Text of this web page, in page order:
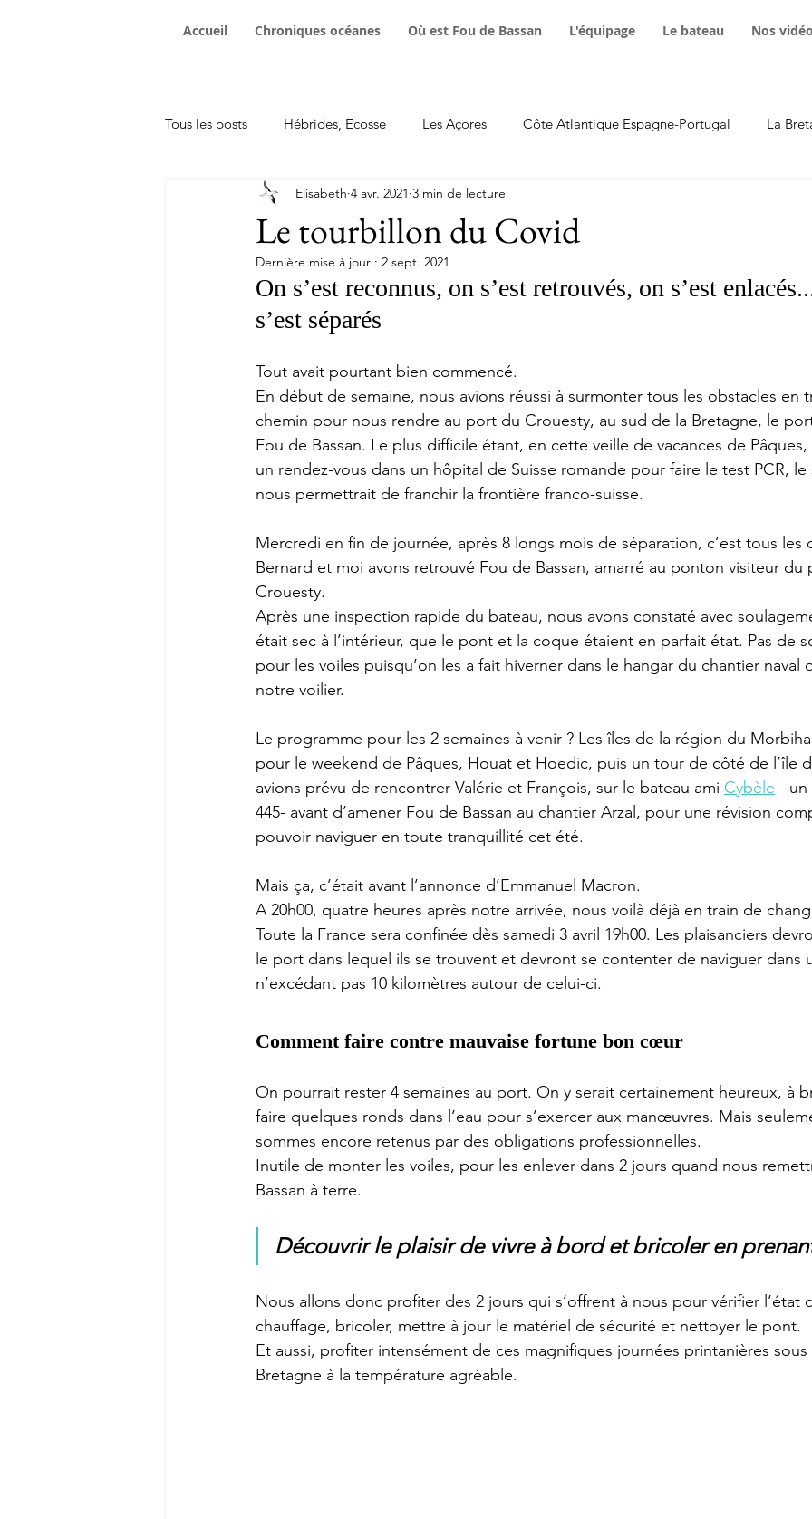
Accueil Chroniques océanes Où est Fou de Bassan L'équipage Le bateau Nos
Tous les posts Hébrides, Ecosse Les Açores Côte Atlantique Espagne-Portugal La
Traversées Achat bateau Avaries Equipement technique
rencontres sur les pontons Instants poétiques
Le tourbillon du Covid
Elisabeth 4 avr. 2021 3 min de lecture
Dernière mise à jour : 2 sept. 2021
On s’est reconnus, on s’est retrouvés, on s’est
s’est séparés
Tout avait pourtant bien commencé.
En début de semaine, nous avions réussi à surmonter tous les obstacles en
chemin pour nous rendre au port du Crouesty, au sud de la Bretagne, le
Fou de Bassan. Le plus difficile étant, en cette veille de vacances de
un rendez-vous dans un hôpital de Suisse romande pour faire le test PCR, le
nous permettrait de franchir la frontière franco-suisse.
Mercredi en fin de journée, après 8 longs mois de séparation, c’est tous les
Bernard et moi avons retrouvé Fou de Bassan, amarré au ponton visiteur du
Crouesty.
Après une inspection rapide du bateau, nous avons constaté avec
était sec à l’intérieur, que le pont et la coque étaient en parfait état. Pas de
pour les voiles puisqu’on les a fait hiverner dans le hangar du chantier naval
notre voilier.
Le programme pour les 2 semaines à venir ? Les îles de la région du
pour le weekend de Pâques, Houat et Hoedic, puis un tour de côté de l’île
avions prévu de rencontrer Valérie et François, sur le bateau ami Cybèle - un
445- avant d’amener Fou de Bassan au chantier Arzal, pour une révision
pouvoir naviguer en toute tranquillité cet été.
Mais ça, c’était avant l’annonce d’Emmanuel Macron.
A 20h00, quatre heures après notre arrivée, nous voilà déjà en train de
Toute la France sera confinée dès samedi 3 avril 19h00. Les plaisanciers
le port dans lequel ils se trouvent et devront se contenter de naviguer dans
n’excédant pas 10 kilomètres autour de celui-ci.
Comment faire contre mauvaise fortune bon cœur
On pourrait rester 4 semaines au port. On y serait certainement heureux, à
faire quelques ronds dans l’eau pour s’exercer aux manœuvres. Mais
sommes encore retenus par des obligations professionnelles.
Inutile de monter les voiles, pour les enlever dans 2 jours quand nous
Bassan à terre.
Découvrir le plaisir de vivre à bord et bricoler en
Nous allons donc profiter des 2 jours qui s’offrent à nous pour vérifier l’état
chauffage, bricoler, mettre à jour le matériel de sécurité et nettoyer le pont.
Et aussi, profiter intensément de ces magnifiques journées printanières
Bretagne à la température agréable.